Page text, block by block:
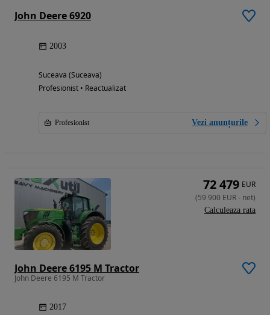
John Deere 6920
2003
Suceava (Suceava)
Profesionist • Reactualizat
Profesionist Vezi anunțurile
John Deere 6195 M Tractor
John Deere 6195 M Tractor
2017
72 479 EUR
(59 900 EUR- net)
Calculeaza rata